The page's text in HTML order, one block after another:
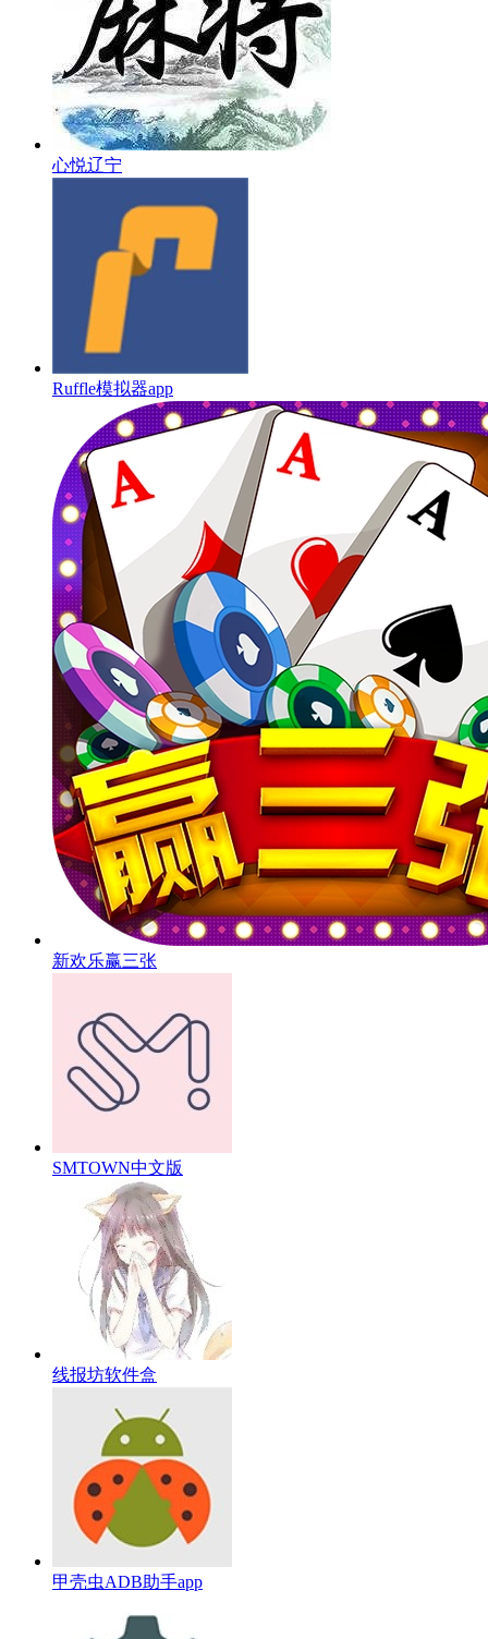
心悦辽宁
Ruffle模拟器app
新欢乐赢三张
SMTOWN中文版
线报坊软件盒
甲壳虫ADB助手app